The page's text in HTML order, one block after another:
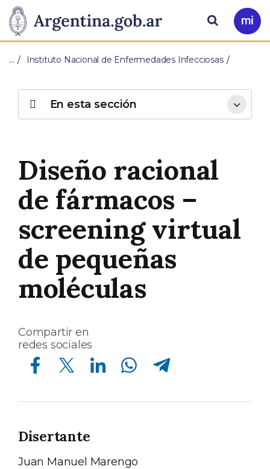
Presidencia
de
Nación
Pasar al contenido principal
Ir
a
Buscar
… Instituto Nacional de Enfermedades Infecciosas
Diseño racional
de fármacos –
screening virtual
de pequeñas
moléculas
Compartir en
redes sociales
Compartir en Facebook Compartir en Twitter Compartir en Linkedin Compartir en Whatsapp Compartir en Telegram
Disertante
Juan Manuel Marengo
En esta sección